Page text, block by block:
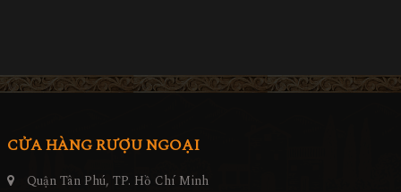
CỬA HÀNG RƯỢU NGOẠI
Quận Tân Phú, TP. Hồ Chí Minh